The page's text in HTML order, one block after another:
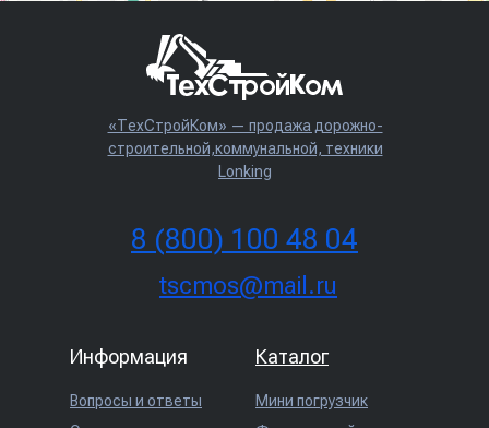
Вопросы и ответы
Мини погрузчик
Каталог
Информация
«ТехСтройКом» — продажа дорожно-
строительной,коммунальной, техники
Lonking
8 (800) 100 48 04
tscmos@mail.ru